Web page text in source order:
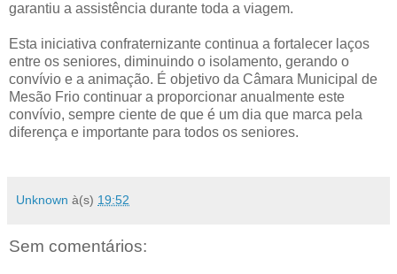
garantiu a assistência durante toda a viagem.
Esta iniciativa confraternizante continua a fortalecer laços
entre os seniores, diminuindo o isolamento, gerando o
convívio e a animação. É objetivo da Câmara Municipal de
Mesão Frio continuar a proporcionar anualmente este
convívio, sempre ciente de que é um dia que marca pela
diferença e importante para todos os seniores.
Unknown à(s) 19:52
Sem comentários: